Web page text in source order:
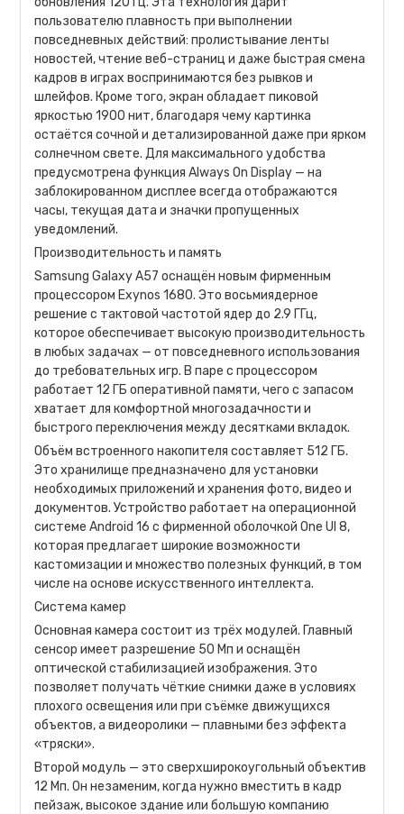
пользователю плавность при выполнении
повседневных действий: пролистывание ленты
новостей, чтение веб-страниц и даже быстрая смена
кадров в играх воспринимаются без рывков и
шлейфов. Кроме того, экран обладает пиковой
яркостью 1900 нит, благодаря чему картинка
остаётся сочной и детализированной даже при ярком
солнечном свете. Для максимального удобства
предусмотрена функция Always On Display — на
заблокированном дисплее всегда отображаются
часы, текущая дата и значки пропущенных
уведомлений.
Производительность и память
Samsung Galaxy A57 оснащён новым фирменным
процессором Exynos 1680. Это восьмиядерное
решение с тактовой частотой ядер до 2.9 ГГц,
которое обеспечивает высокую производительность
в любых задачах — от повседневного использования
до требовательных игр. В паре с процессором
работает 12 ГБ оперативной памяти, чего с запасом
хватает для комфортной многозадачности и
быстрого переключения между десятками вкладок.
Объём встроенного накопителя составляет 512 ГБ.
Это хранилище предназначено для установки
необходимых приложений и хранения фото, видео и
документов. Устройство работает на операционной
системе Android 16 с фирменной оболочкой One UI 8,
которая предлагает широкие возможности
кастомизации и множество полезных функций, в том
числе на основе искусственного интеллекта.
Система камер
Основная камера состоит из трёх модулей. Главный
сенсор имеет разрешение 50 Мп и оснащён
оптической стабилизацией изображения. Это
позволяет получать чёткие снимки даже в условиях
плохого освещения или при съёмке движущихся
объектов, а видеоролики — плавными без эффекта
«тряски».
Второй модуль — это сверхширокоугольный объектив
12 Мп. Он незаменим, когда нужно вместить в кадр
пейзаж, высокое здание или большую компанию